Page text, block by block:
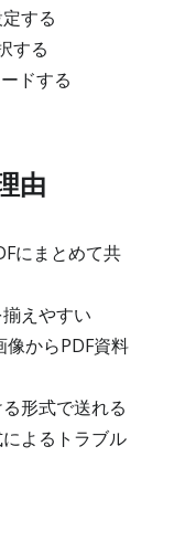
する
する
ドする
由
にまとめて共
えやすい
からPDF資料
形式で送れる
よるトラブル